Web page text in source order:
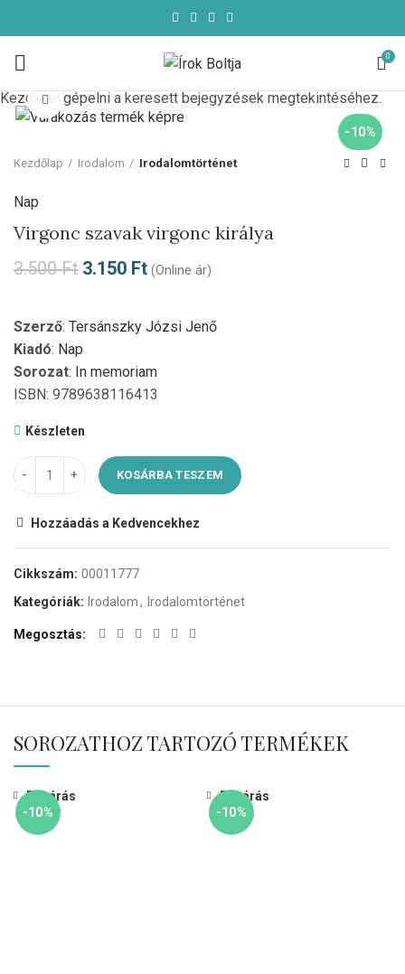
0
-10%
Click to enlarge
Kezdőlap Irodalom Irodalomtörténet
Nap
Virgonc szavak virgonc királya
3.500Ft 3.150 Ft (Online ár)
Szerző: Tersánszky Józsi Jenő
Kiadó: Nap
Sorozat: In memoriam
ISBN: 9789638116413
Készleten
KOSÁRBA TESZEM
Hozzáadás a Kedvencekhez
Cikkszám: 00011777
Kategóriák: Irodalom, Irodalomtörténet
Megosztás
SOROZATHOZ TARTOZÓ TERMÉKEK
-10%
Bezárás
-10%
Bezárás
Kezdje el gépelni a keresett bejegyzések megtekintéséhez.